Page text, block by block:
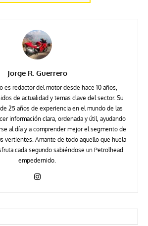
Jorge R. Guerrero
es redactor del motor desde hace 10 años,
de actualidad y temas clave del sector. Su
25 años de experiencia en el mundo de las
información clara, ordenada y útil, ayudando
al día y a comprender mejor el segmento de
vertientes. Amante de todo aquello que huela
cada segundo sabiéndose un Petrolhead
empedernido.